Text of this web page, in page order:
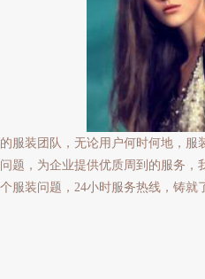
服装团队，无论用户何时何地，服
题，为企业提供优质周到的服务
服装问题，24小时服务热线，铸